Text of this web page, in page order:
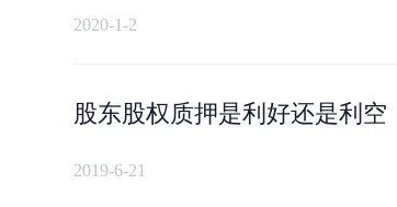
2020-1-2
股东股权质押是利好还是利空
2019-6-21